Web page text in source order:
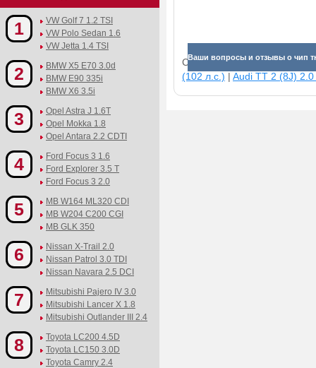
Ваши вопросы и отзывы о чип
Смотрите прибавки для
(102 л.с.) | Audi TT 2 (8J)
1
VW Golf 7 1.2 TSI
VW Polo Sedan 1.6
VW Jetta 1.4 TSI
2
BMW X5 E70 3.0d
BMW E90 335i
BMW X6 3.5i
3
Opel Astra J 1.6T
Opel Mokka 1.8
Opel Antara 2.2 CDTI
4
Ford Focus 3 1.6
Ford Explorer 3.5 T
Ford Focus 3 2.0
5
MB W164 ML320 CDI
MB W204 C200 CGI
MB GLK 350
6
Nissan X-Trail 2.0
Nissan Patrol 3.0 TDI
Nissan Navara 2.5 DCI
7
Mitsubishi Pajero IV 3.0
Mitsubishi Lancer X 1.8
Mitsubishi Outlander III 2.4
8
Toyota LC200 4.5D
Toyota LC150 3.0D
Toyota Camry 2.4